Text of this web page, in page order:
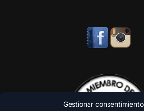
Gestionar consentimiento